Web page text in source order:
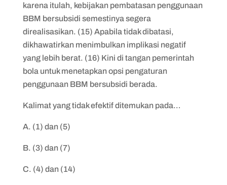
karena itulah, kebijakan pembatasan penggunaan
BBM bersubsidi semestinya segera
direalisasikan. (15) Apabila tidak dibatasi,
dikhawatirkan menimbulkan implikasi negatif
yang lebih berat. (16) Kini di tangan pemerintah
bola untuk menetapkan opsi pengaturan
penggunaan BBM bersubsidi berada.
Kalimat yang tidak efektif ditemukan pada…
A. (1) dan (5)
B. (3) dan (7)
C. (4) dan (14)